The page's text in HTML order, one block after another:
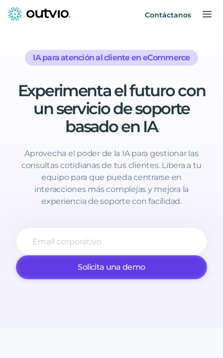
Contáctanos
IA para atención al cliente en eCommerce
Experimentaelfuturocon
unserviciodesoporte
basadoen IA
Aprovecha el poder de la IA para gestionar las
consultas cotidianas de tus clientes. Libera a tu
equipo para que pueda centrarse en
interacciones más complejas y mejora la
experiencia de soporte con facilidad.
Solicita una demo